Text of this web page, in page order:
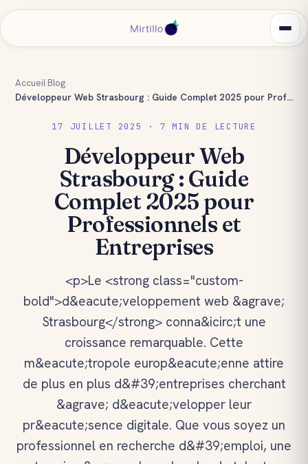
Accueil Blog
Développeur Web Strasbourg : Guide Complet 2025 pour Professionnels et Entreprises
17 JUILLET 2025 · 7 MIN DE LECTURE
Développeur Web
Strasbourg : Guide
Complet 2025 pour
Professionnels et
Entreprises
<p>Le <strong class="custom-
bold">d&eacute;veloppement web &agrave;
Strasbourg</strong> conna&icirc;t une
croissance remarquable. Cette
m&eacute;tropole europ&eacute;enne attire
de plus en plus d&#39;entreprises cherchant
&agrave; d&eacute;velopper leur
pr&eacute;sence digitale. Que vous soyez un
professionnel en recherche d&#39;emploi, une